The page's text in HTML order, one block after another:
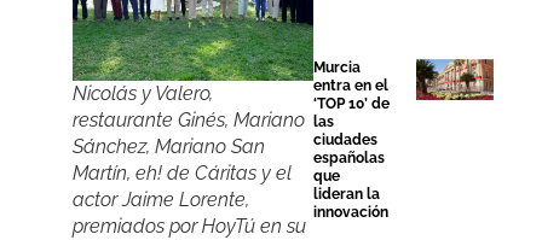
Nicolás y Valero,
restaurante Ginés, Mariano
Sánchez, Mariano San
Martín, eh! de Cáritas y el
actor Jaime Lorente,
premiados por HoyTú en su
Murcia
entra en el
‘TOP 10’ de
las
ciudades
españolas
que
lideran la
innovación